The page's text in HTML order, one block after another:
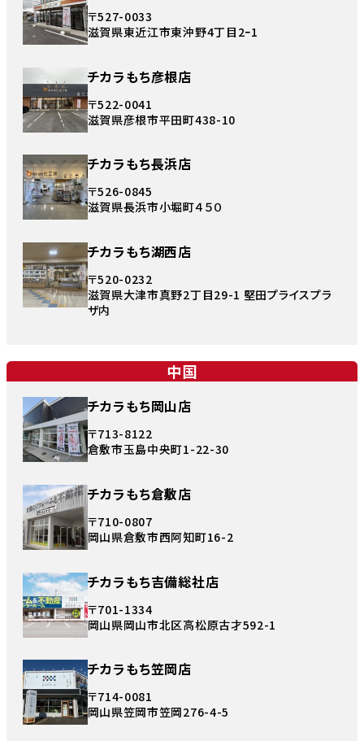
〒527-0033
滋賀県東近江市東沖野4丁目2ｰ1
チカラもち彦根店
〒522-0041
滋賀県彦根市平田町438-10
チカラもち長浜店
〒526-0845
滋賀県長浜市小堀町４５０
チカラもち湖西店
〒520-0232
滋賀県大津市真野2丁目29-1 堅田プライスプラ
ザ内
中国
チカラもち岡山店
〒713-8122
倉敷市玉島中央町1-22-30
チカラもち倉敷店
〒710-0807
岡山県倉敷市西阿知町16-2
チカラもち吉備総社店
〒701-1334
岡山県岡山市北区高松原古才592-1
チカラもち笠岡店
〒714-0081
岡山県笠岡市笠岡276-4-5